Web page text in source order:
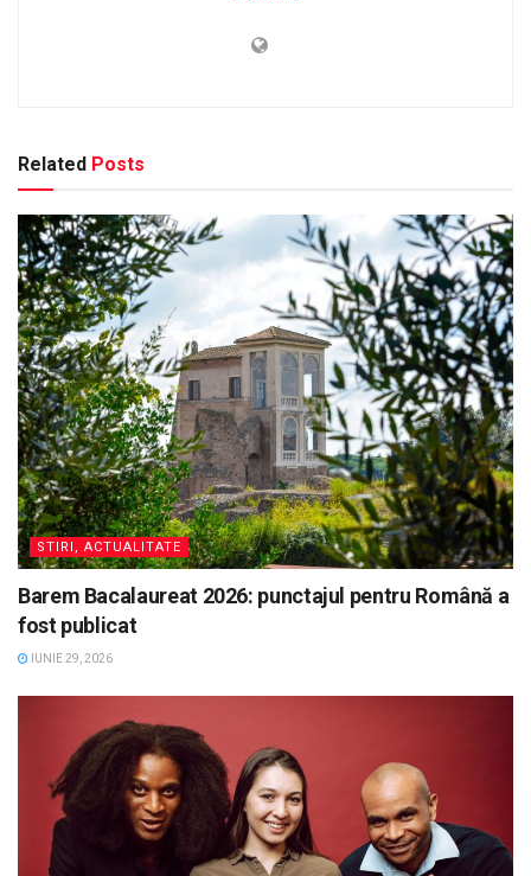
Related Posts
STIRI, ACTUALITATE
Barem Bacalaureat 2026: punctajul pentru Română a
fost publicat
IUNIE 29, 2026